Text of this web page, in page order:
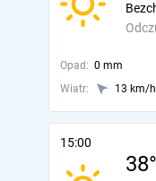
Opad: 0 mm
Wiatr:
13 km/h
15:00